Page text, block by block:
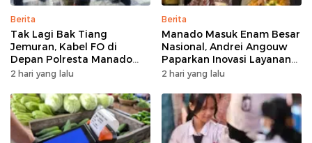
Berita
Tak Lagi Bak Tiang
Jemuran, Kabel FO di
Depan Polresta Manado
Ditata
2 hari yang lalu
Berita
Manado Masuk Enam Besar
Nasional, Andrei Angouw
Paparkan Inovasi Layanan
Investasi di Hadapan Tim
2 hari yang lalu